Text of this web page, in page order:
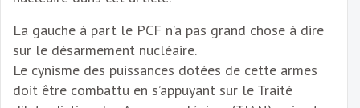
La gauche à part le PCF n’a pas grand chose à dire
sur le désarmement nucléaire.
Le cynisme des puissances dotées de cette armes
doit être combattu en s’appuyant sur le Traité